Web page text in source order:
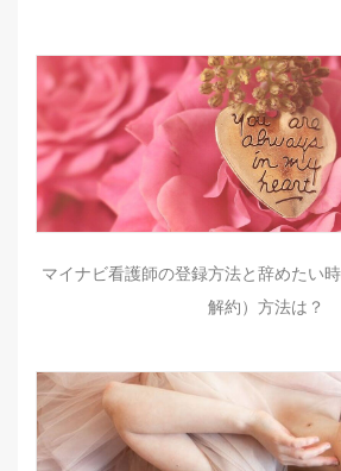
マイナビ看護師の登録方法と辞めたい
解約）方法は？